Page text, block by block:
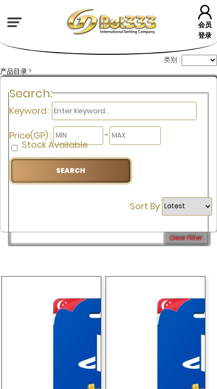
会员
登录
类别 :
产品目录>
Search:
Keyword :
Price(GP) : ~
Stock Available
Clear Filter
Sort By